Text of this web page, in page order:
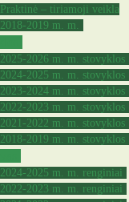
Praktinė – tiriamoji veikla
2018-2019 m. m.
2025-2026 m. m. stovyklos
2024-2025 m. m. stovyklos
2023-2024 m. m. stovyklos
2022-2023 m. m. stovyklos
2021-2022 m. m. stovyklos
2018-2019 m. m. stovyklos
2024-2025 m. m. renginiai
2022-2023 m. m. renginiai